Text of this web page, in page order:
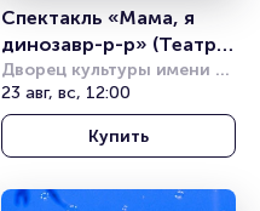
Спектакль «Мама, я
динозавр-р-р» (Театр
Комикс)
Дворец культуры имени
Горбунова
23 авг, вс, 12:00
Купить